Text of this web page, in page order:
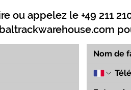
ou appelez le +49 211